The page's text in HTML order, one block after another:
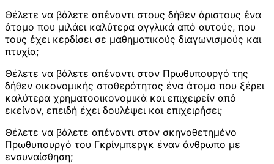
Θέλετε να βάλετε απέναντι στους δήθεν άριστους ένα
άτομο που μιλάει καλύτερα αγγλικά από αυτούς, που
τους έχει κερδίσει σε μαθηματικούς διαγωνισμούς και
πτυχία;
Θέλετε να βάλετε απέναντι στον Πρωθυπουργό της
δήθεν οικονομικής σταθερότητας ένα άτομο που ξέρει
καλύτερα χρηματοοικονομικά και επιχειρείν από
εκείνον, επειδή έχει δουλέψει και επιχειρήσει;
Θέλετε να βάλετε απέναντι στον σκηνοθετημένο
Πρωθυπουργό του Γκρίνμπεργκ έναν άνθρωπο με
ενσυναίσθηση;